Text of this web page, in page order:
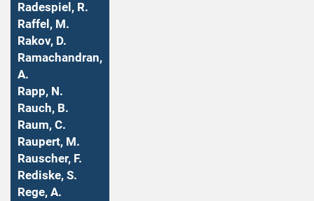
Radespiel, R.
Raffel, M.
Rakov, D.
Ramachandran,
A.
Rapp, N.
Rauch, B.
Raum, C.
Raupert, M.
Rauscher, F.
Rediske, S.
Rege, A.